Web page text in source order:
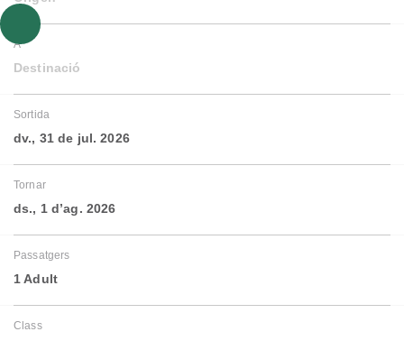
A
Destinació
Sortida
dv., 31 de jul. 2026
Tornar
ds., 1 d’ag. 2026
Passatgers
1 Adult
Class